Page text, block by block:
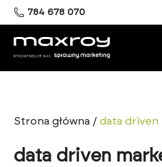
784 678 070
Strona główna / data driven
data driven